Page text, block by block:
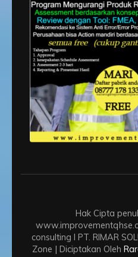
Hak Cipta
consulting I PT. RIMAR
Zone | Diciptakan Oleh